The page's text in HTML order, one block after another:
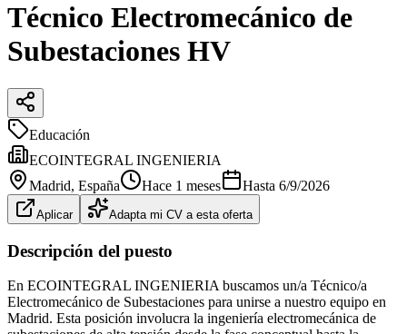
Técnico Electromecánico de
Subestaciones HV
Educación
ECOINTEGRAL INGENIERIA
Madrid, España Hace 1 meses Hasta 6/9/2026
Aplicar Adapta mi CV a esta oferta
Descripción del puesto
En ECOINTEGRAL INGENIERIA buscamos un/a Técnico/a
Electromecánico de Subestaciones para unirse a nuestro equipo en
Madrid. Esta posición involucra la ingeniería electromecánica de